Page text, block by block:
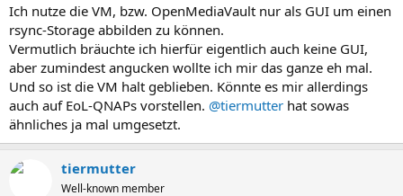
Ich nutze die VM, bzw. OpenMediaVault nur als GUI um einen
rsync-Storage abbilden zu können.
Vermutlich bräuchte ich hierfür eigentlich auch keine GUI,
aber zumindest angucken wollte ich mir das ganze eh mal.
Und so ist die VM halt geblieben. Könnte es mir allerdings
auch auf EoL-QNAPs vorstellen. @tiermutter hat sowas
ähnliches ja mal umgesetzt.
tiermutter
Well-known member